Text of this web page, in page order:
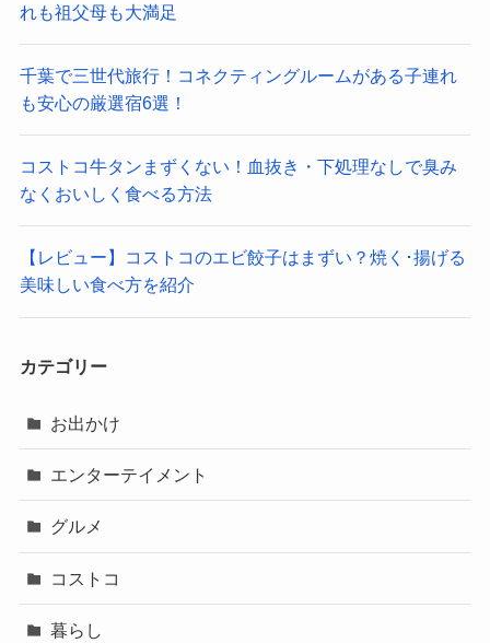
れも祖父母も大満足
千葉で三世代旅行！コネクティングルームがある子連れ
も安心の厳選宿6選！
コストコ牛タンまずくない！血抜き・下処理なしで臭み
なくおいしく食べる方法
【レビュー】コストコのエビ餃子はまずい？焼く･揚げる
美味しい食べ方を紹介
カテゴリー
お出かけ
エンターテイメント
グルメ
コストコ
暮らし